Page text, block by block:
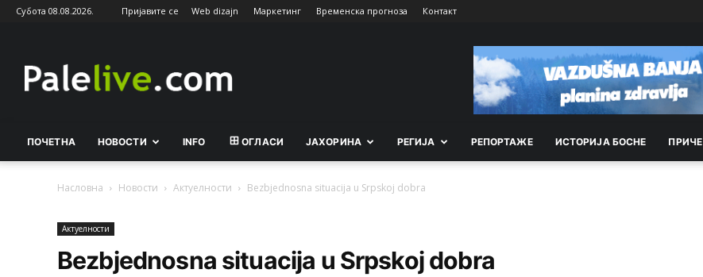
Субота 08.08.2026. Пријавите се Web dizajn Маркетинг Временска прогноза Контакт
ПОЧЕТНА НОВОСТИ INFO ОГЛАСИ ЈАХОРИНА РEГИЈА РEПОРТАЖE ИСТОРИЈА БОСНЕ ПРИЧЕ
Насловна Новости Актуeлности Bezbjednosna situacija u Srpskoj dobra
Актуeлности
Bezbjednosna situacija u Srpskoj dobra